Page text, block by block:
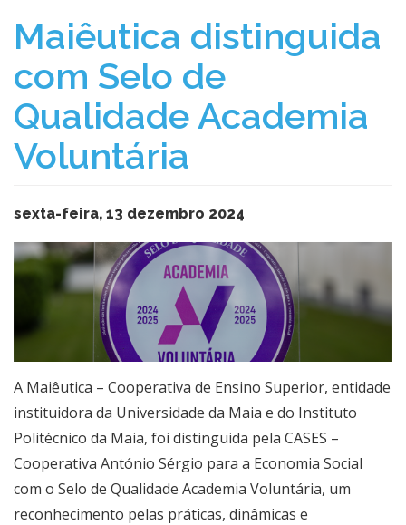
Maiêutica distinguida
com Selo de
Qualidade Academia
Voluntária
sexta-feira, 13 dezembro 2024
A Maiêutica – Cooperativa de Ensino Superior, entidade
instituidora da Universidade da Maia e do Instituto
Politécnico da Maia, foi distinguida pela CASES –
Cooperativa António Sérgio para a Economia Social
com o Selo de Qualidade Academia Voluntária, um
reconhecimento pelas práticas, dinâmicas e